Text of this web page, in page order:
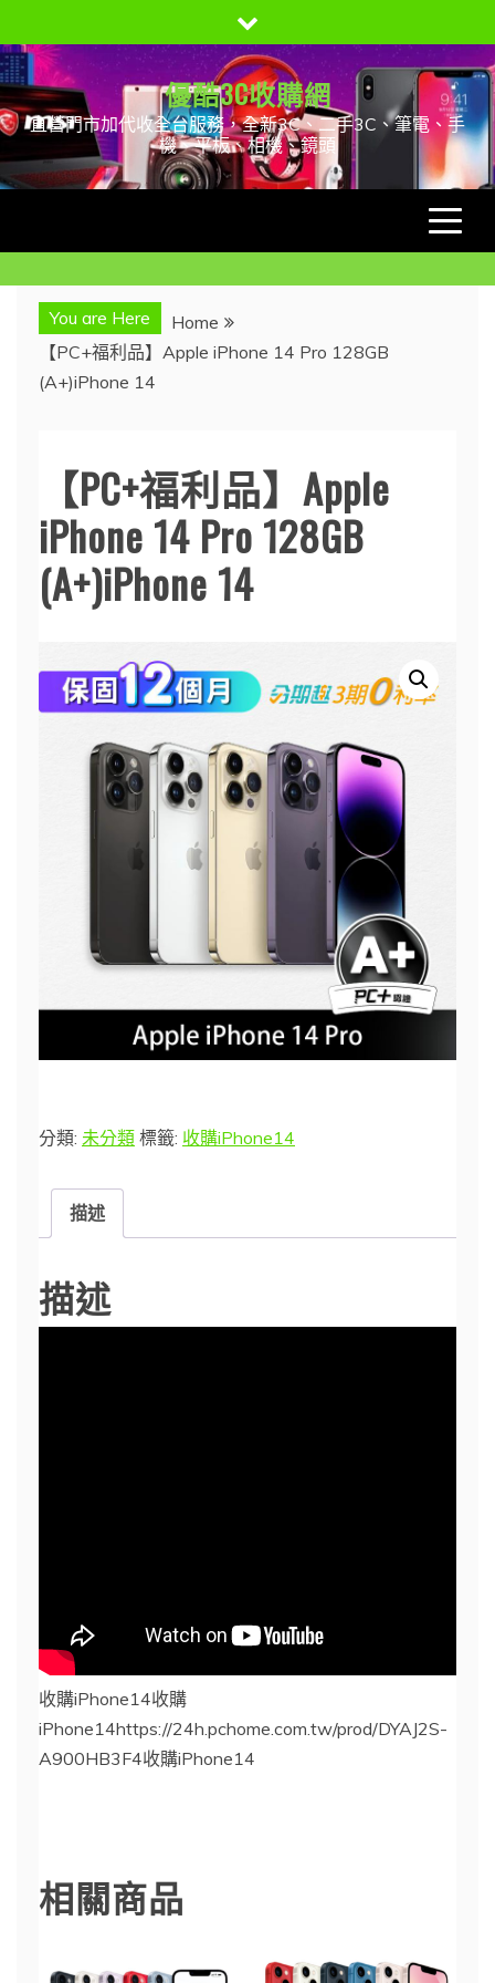
to
content
優酷3C收購網
直營門市加代收全台服務，全新3C、二手3C、筆電、手
機、平板、相機、鏡頭
You are Here
Home
【PC+福利品】Apple iPhone 14 Pro 128GB
(A+)iPhone 14
【PC+福利品】Apple
iPhone 14 Pro 128GB
(A+)iPhone 14
分類: 未分類 標籤: 收購iPhone14
描述
描述
收購iPhone14收購
iPhone14https://24h.pchome.com.tw/prod/DYAJ2S-
A900HB3F4收購iPhone14
相關商品